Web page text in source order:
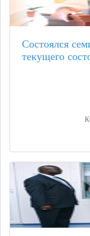
Состоялся
текущего